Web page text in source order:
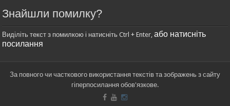
Знайшли помилку?
Виділіть текст з помилкою і натисніть Ctrl + Enter,або натисніть
посилання
За повного чи часткового використання текстів та зображень з сайту
гіперпосилання обов'язкове.